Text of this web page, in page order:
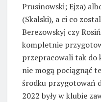
Prusinowski; Ejza)
(Skalski), a ci co
Berezowskyj czy
kompletnie
przepracowali tak do
nie mogą pociągnąć
środku przygotowań
2022 były w klubie